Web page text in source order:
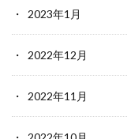
2023年1月
2022年12月
2022年11月